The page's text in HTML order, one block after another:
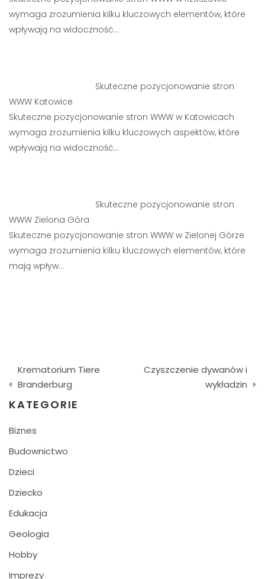
wymaga zrozumienia kilku kluczowych elementów, które
wpływają na widoczność…
Skuteczne pozycjonowanie stron
WWW Katowice
Skuteczne pozycjonowanie stron WWW w Katowicach
wymaga zrozumienia kilku kluczowych aspektów, które
wpływają na widoczność…
Skuteczne pozycjonowanie stron
WWW Zielona Góra
Skuteczne pozycjonowanie stron WWW w Zielonej Górze
wymaga zrozumienia kilku kluczowych elementów, które
mają wpływ…
Nawigacja
wpisu
Krematorium Tiere
Branderburg
Czyszczenie dywanów i
wykładzin
KATEGORIE
Biznes
Budownictwo
Dzieci
Dziecko
Edukacja
Geologia
Hobby
Imprezy